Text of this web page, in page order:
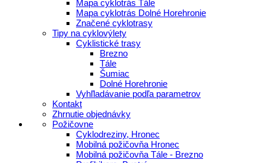
Mapa cyklotrás Tále
Mapa cyklotrás Dolné Horehronie
Značené cyklotrasy
Tipy na cyklovýlety
Cyklistické trasy
Brezno
Tále
Šumiac
Dolné Horehronie
Vyhľladávanie podľa parametrov
Kontakt
Zhrnutie objednávky
Požičovne
Cyklodreziny, Hronec
Mobilná požičovňa Hronec
Mobilná požičovňa Tále - Brezno